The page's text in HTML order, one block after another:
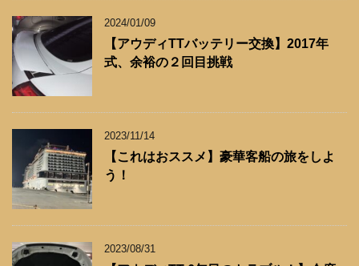
2024/01/09
【アウディTTバッテリー交換】2017年
式、余裕の２回目挑戦
2023/11/14
【これはおススメ】豪華客船の旅をしよ
う！
2023/08/31